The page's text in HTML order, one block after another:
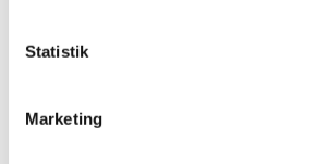
Statistik
Marketing
Legekirke marts 2025
Nytårsgudstjeneste 2025